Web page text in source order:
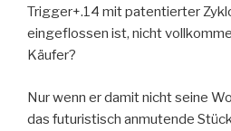
Trigger+.14 mit patentierter
eingeflossen ist, nicht
Käufer?
Nur wenn er damit nicht seine
das futuristisch anmutende